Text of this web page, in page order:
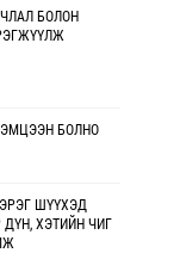
БОЛОН
БОЛНО
ШҮҮХЭД
ХЭТИЙН ЧИГ